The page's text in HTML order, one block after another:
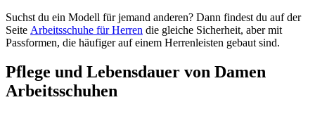
Suchst du ein Modell für jemand anderen? Dann findest du auf der
Seite Arbeitsschuhe für Herren die gleiche Sicherheit, aber mit
Passformen, die häufiger auf einem Herrenleisten gebaut sind.
Pflege und Lebensdauer von Damen
Arbeitsschuhen